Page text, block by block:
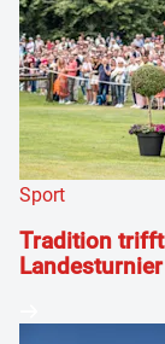
Sport
Tradition trifft